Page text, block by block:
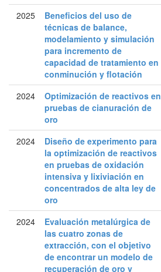
2025
Beneficios del uso de
técnicas de balance,
modelamiento y simulación
para incremento de
capacidad de tratamiento en
conminución y flotación
2024
Optimización de reactivos en
pruebas de cianuración de
oro
2024
Diseño de experimento para
la optimización de reactivos
en pruebas de oxidación
intensiva y lixiviación en
concentrados de alta ley de
oro
2024
Evaluación metalúrgica de
las cuatro zonas de
extracción, con el objetivo
de encontrar un modelo de
recuperación de oro y